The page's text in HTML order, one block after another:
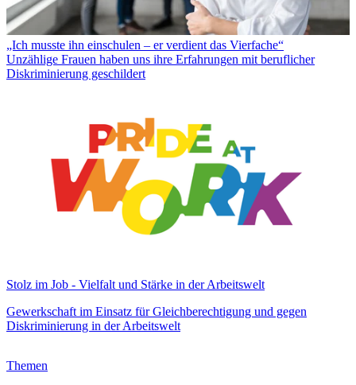
„Ich musste ihn einschulen – er verdient das Vierfache“
Unzählige Frauen haben uns ihre Erfahrungen mit beruflicher
Diskriminierung geschildert
Stolz im Job - Vielfalt und Stärke in der Arbeitswelt
Gewerkschaft im Einsatz für Gleichberechtigung und gegen
Diskriminierung in der Arbeitswelt
Themen